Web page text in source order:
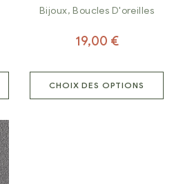
Bijoux,Boucles D'oreilles
19,00 €
CHOIX DES OPTIONS